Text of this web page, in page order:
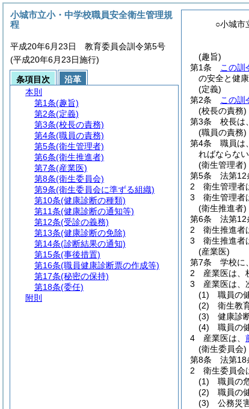
○小城市
(趣旨)
第1条
この訓
の安全と健
(定義)
第2条
この訓
(校長の責務)
第3条
校長は
(職員の責務)
第4条
職員は
ればならない
(衛生管理者)
第5条
法第12
2
衛生管理者
3
衛生管理者
(衛生推進者)
第6条
法第12
2
衛生推進者
3
衛生推進者
(産業医)
第7条
学校に
2
産業医は、
3
産業医は、
(1)
職員の
(2)
衛生教
(3)
健康診
(4)
職員の
4
産業医は、
(衛生委員会)
第8条
法第18
2
衛生委員会
(1)
職員の
(2)
職員の
(3)
公務災
小城市立小・中学校職員安全衛生管理規
程
平成20年6月23日 教育委員会訓令第5号
(平成20年6月23日施行)
条項目次
沿革
本則
第1条(趣旨)
第2条(定義)
第3条(校長の責務)
第4条(職員の責務)
第5条(衛生管理者)
第6条(衛生推進者)
第7条(産業医)
第8条(衛生委員会)
第9条(衛生委員会に準ずる組織)
第10条(健康診断の種類)
第11条(健康診断の通知等)
第12条(受診の義務)
第13条(健康診断の免除)
第14条(診断結果の通知)
第15条(事後措置)
第16条(職員健康診断票の作成等)
第17条(秘密の保持)
第18条(委任)
附則